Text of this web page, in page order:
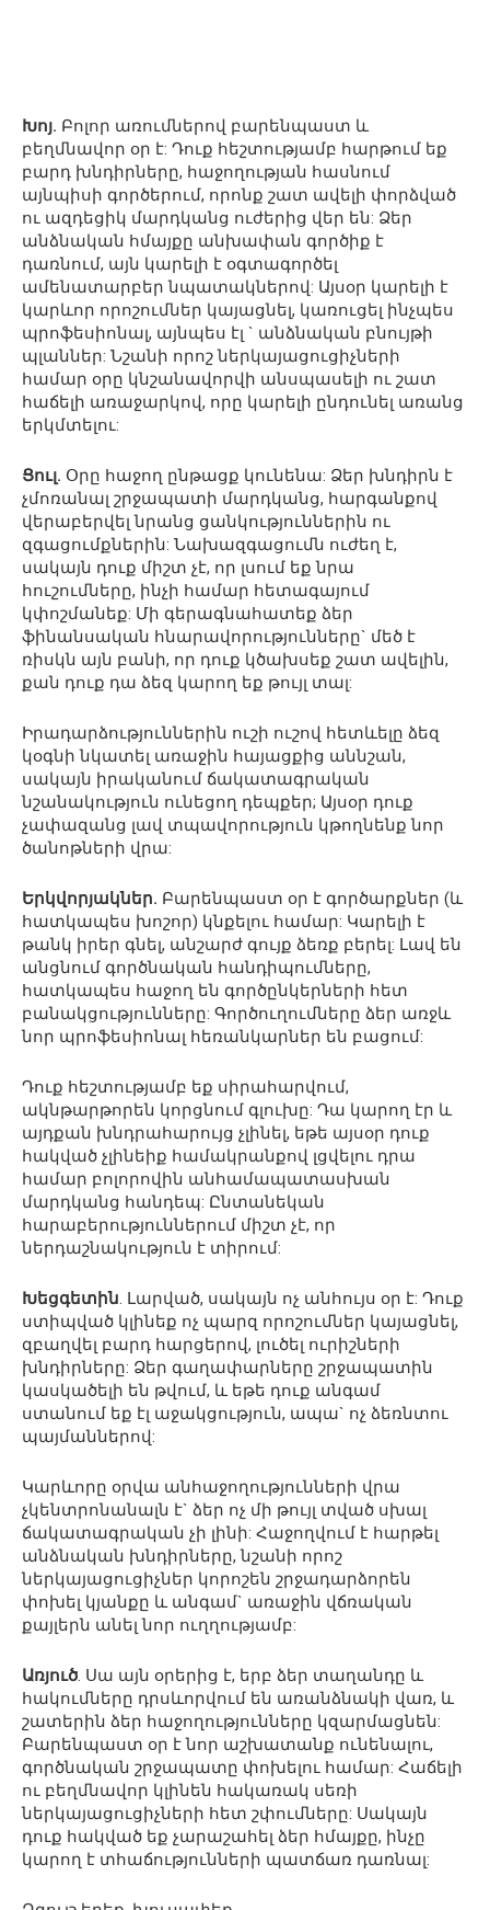
Խոյ. Բոլոր առումներով բարենպաստ և
բեղմնավոր օր է: Դուք հեշտությամբ հարթում եք
բարդ խնդիրները, հաջողության հասնում
այնպիսի գործերում, որոնք շատ ավելի փորձված
ու ազդեցիկ մարդկանց ուժերից վեր են: Ձեր
անձնական հմայքը անխափան գործիք է
դառնում, այն կարելի է օգտագործել
ամենատարբեր նպատակներով: Այսօր կարելի է
կարևոր որոշումներ կայացնել, կառուցել ինչպես
պրոֆեսիոնալ, այնպես էլ ` անձնական բնույթի
պլաններ: Նշանի որոշ ներկայացուցիչների
համար օրը կնշանավորվի անսպասելի ու շատ
հաճելի առաջարկով, որը կարելի ընդունել առանց
երկմտելու:
Ցուլ. Օրը հաջող ընթացք կունենա: Ձեր խնդիրն է
չմոռանալ շրջապատի մարդկանց, հարգանքով
վերաբերվել նրանց ցանկություններին ու
զգացումքներին: Նախազգացումն ուժեղ է,
սակայն դուք միշտ չէ, որ լսում եք նրա
հուշումները, ինչի համար հետագայում
կփոշմանեք: Մի գերագնահատեք ձեր
ֆինանսական հնարավորությունները` մեծ է
ռիսկն այն բանի, որ դուք կծախսեք շատ ավելին,
քան դուք դա ձեզ կարող եք թույլ տալ:
Իրադարձություններին ուշի ուշով հետևելը ձեզ
կօգնի նկատել առաջին հայացքից աննշան,
սակայն իրականում ճակատագրական
նշանակություն ունեցող դեպքեր; Այսօր դուք
չափազանց լավ տպավորություն կթողնենք նոր
ծանոթների վրա:
Երկվորյակներ. Բարենպաստ օր է գործարքներ (և
հատկապես խոշոր) կնքելու համար: Կարելի է
թանկ իրեր գնել, անշարժ գույք ձեռք բերել: Լավ են
անցնում գործնական հանդիպումները,
հատկապես հաջող են գործընկերների հետ
բանակցությունները: Գործուղումները ձեր առջև
նոր պրոֆեսիոնալ հեռանկարներ են բացում:
Դուք հեշտությամբ եք սիրահարվում,
ակնթարթորեն կորցնում գլուխը: Դա կարող էր և
այդքան խնդրահարույց չլինել, եթե այսօր դուք
հակված չլինեիք համակրանքով լցվելու դրա
համար բոլորովին անհամապատասխան
մարդկանց հանդեպ: Ընտանեկան
հարաբերություններում միշտ չէ, որ
ներդաշնակություն է տիրում:
Խեցգետին. Լարված, սակայն ոչ անհույս օր է: Դուք
ստիպված կլինեք ոչ պարզ որոշումներ կայացնել,
զբաղվել բարդ հարցերով, լուծել ուրիշների
խնդիրները: Ձեր գաղափարները շրջապատին
կասկածելի են թվում, և եթե դուք անգամ
ստանում եք էլ աջակցություն, ապա` ոչ ձեռնտու
պայմաններով:
Կարևորը օրվա անհաջողությունների վրա
չկենտրոնանալն է` ձեր ոչ մի թույլ տված սխալ
ճակատագրական չի լինի: Հաջողվում է հարթել
անձնական խնդիրները, նշանի որոշ
ներկայացուցիչներ կորոշեն շրջադարձորեն
փոխել կյանքը և անգամ` առաջին վճռական
քայլերն անել նոր ուղղությամբ:
Առյուծ. Սա այն օրերից է, երբ ձեր տաղանդը և
հակումները դրսևորվում են առանձնակի վառ, և
շատերին ձեր հաջողությունները կզարմացնեն:
Բարենպաստ օր է նոր աշխատանք ունենալու,
գործնական շրջապատը փոխելու համար: Հաճելի
ու բեղմնավոր կլինեն հակառակ սեռի
ներկայացուցիչների հետ շփումները: Սակայն
դուք հակված եք չարաշահել ձեր հմայքը, ինչը
կարող է տհաճությունների պատճառ դառնալ: